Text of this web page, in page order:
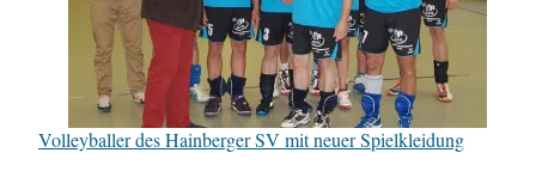
Volleyballer des Hainberger SV mit neuer Spielkleidung